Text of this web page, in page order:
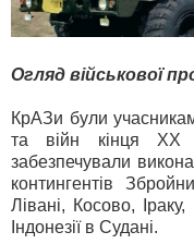
Огляд військової
КрАЗи були
та війн кінця ХХ
забезпечували
контингентів
Лівані, Косово,
Індонезії в Судані.